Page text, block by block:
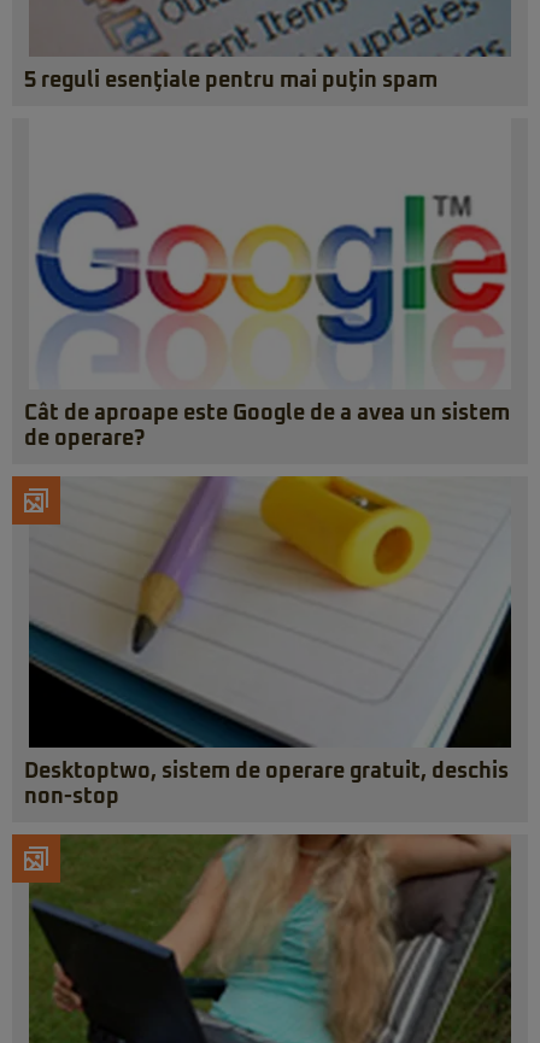
5 reguli esenţiale pentru mai puţin spam
Cât de aproape este Google de a avea un sistem
de operare?
Desktoptwo, sistem de operare gratuit, deschis
non-stop